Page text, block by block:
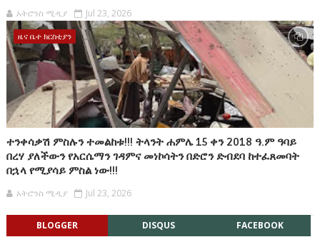
አትሮንስ ሚዲያ Jul 23, 2026
ዜና ቤተ ክርስቲያን
ተንቀሳቃሽ ምስሉን ተመልከቱ!!! ትላንት ሐምሌ 15 ቀን 2018 ዓ.ም ዓባይ
በረሃ ያለችውን የአርሴማን ገዳምና መነኮሳትን በድሮን ድብደባ ከተፈጸመባት
በኋላ የሚያሳይ ምስል ነው!!!
አትሮንስ ሚዲያ Jul 23, 2026
BLOGGER DISQUS FACEBOOK